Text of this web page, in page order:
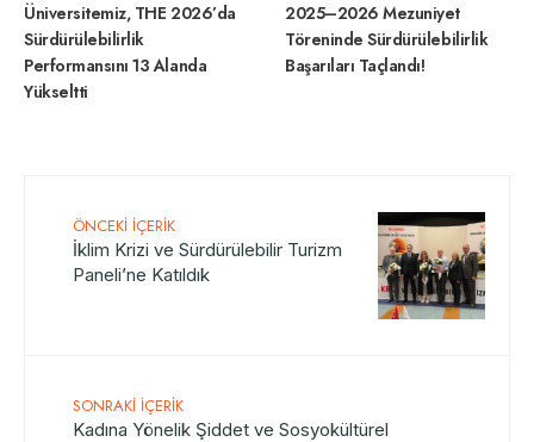
Üniversitemiz, THE 2026’da
Sürdürülebilirlik
Performansını 13 Alanda
Yükseltti
2025–2026 Mezuniyet
Töreninde Sürdürülebilirlik
Başarıları Taçlandı!
ÖNCEKI İÇERIK
İklim Krizi ve Sürdürülebilir Turizm
Paneli’ne Katıldık
SONRAKI İÇERIK
Kadına Yönelik Şiddet ve Sosyokültürel